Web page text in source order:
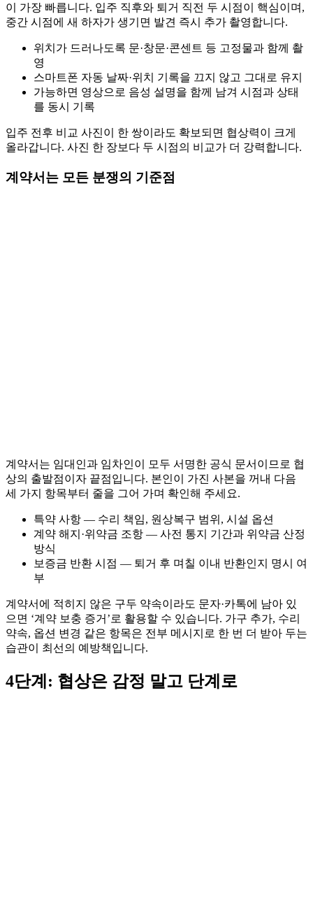
이 가장 빠릅니다. 입주 직후와 퇴거 직전 두 시점이 핵심이며,
중간 시점에 새 하자가 생기면 발견 즉시 추가 촬영합니다.
위치가 드러나도록 문·창문·콘센트 등 고정물과 함께 촬
영
스마트폰 자동 날짜·위치 기록을 끄지 않고 그대로 유지
가능하면 영상으로 음성 설명을 함께 남겨 시점과 상태
를 동시 기록
입주 전후 비교 사진이 한 쌍이라도 확보되면 협상력이 크게
올라갑니다. 사진 한 장보다 두 시점의 비교가 더 강력합니다.
계약서는 모든 분쟁의 기준점
계약서는 임대인과 임차인이 모두 서명한 공식 문서이므로 협
상의 출발점이자 끝점입니다. 본인이 가진 사본을 꺼내 다음
세 가지 항목부터 줄을 그어 가며 확인해 주세요.
특약 사항 — 수리 책임, 원상복구 범위, 시설 옵션
계약 해지·위약금 조항 — 사전 통지 기간과 위약금 산정
방식
보증금 반환 시점 — 퇴거 후 며칠 이내 반환인지 명시 여
부
계약서에 적히지 않은 구두 약속이라도 문자·카톡에 남아 있
으면 ‘계약 보충 증거’로 활용할 수 있습니다. 가구 추가, 수리
약속, 옵션 변경 같은 항목은 전부 메시지로 한 번 더 받아 두는
습관이 최선의 예방책입니다.
4단계: 협상은 감정 말고 단계로